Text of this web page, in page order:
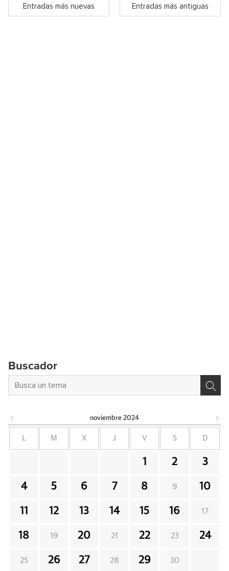
Entradas más nuevas Entradas más antiguas
Buscador
noviembre 2024
L M X J V S D
1 2 3
4 5 6 7 8 9 10
11 12 13 14 15 16 17
18 19 20 21 22 23 24
25 26 27 28 29 30